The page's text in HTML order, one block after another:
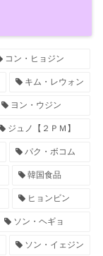
コン・ヒョジン
キム・レウォン
ヨン・ウジン
ジュノ【２ＰＭ】
パク・ボコム
韓国食品
ヒョンビン
ソン・ヘギョ
ソン・イェジン